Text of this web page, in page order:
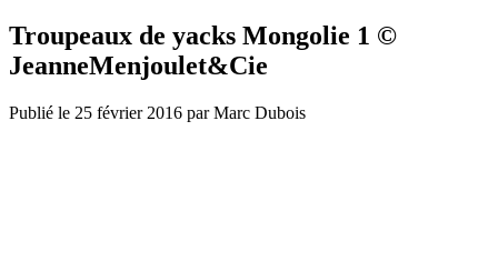
Troupeaux de yacks Mongolie 1 ©
JeanneMenjoulet&Cie
Publié le 25 février 2016 par Marc Dubois